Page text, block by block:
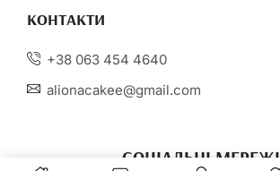
КОНТАКТИ
+38 063 454 4640
alionacakee@gmail.com
СОЦІАЛЬНІ МЕРЕЖІ